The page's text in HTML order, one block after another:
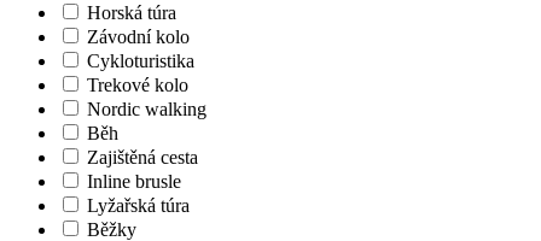
Horská túra
Závodní kolo
Cykloturistika
Trekové kolo
Nordic walking
Běh
Zajištěná cesta
Inline brusle
Lyžařská túra
Běžky